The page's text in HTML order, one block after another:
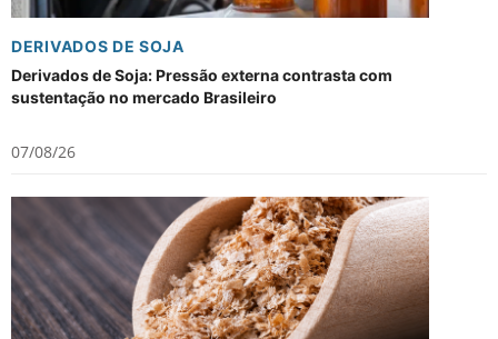
DERIVADOS DE SOJA
Derivados de Soja: Pressão externa contrasta com
sustentação no mercado Brasileiro
07/08/26